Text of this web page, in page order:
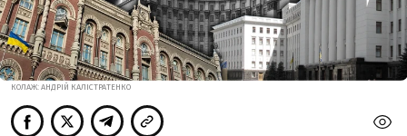
КОЛАЖ: АНДРІЙ КАЛІСТРАТЕНКО